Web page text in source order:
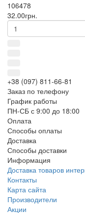
106478
32.00грн.
+38 (097) 811-66-81
Заказ по телефону
График работы
ПН-СБ с 9:00 до 18:00
Оплата
Способы оплаты
Доставка
Способы доставки
Информация
Доставка товаров
Контакты
Карта сайта
Производители
Акции